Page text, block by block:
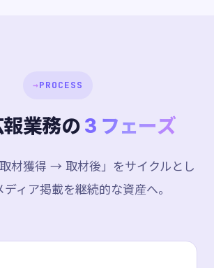
→PROCESS
業務の 3 フェーズ
材獲得 → 取材後」をサイクルとし
ィア掲載を継続的な資産へ。